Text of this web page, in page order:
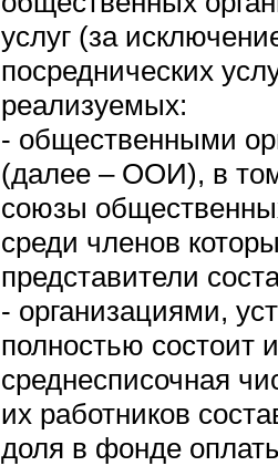
услуг (за
посреднических
реализуемых:
- общественными
(далее – ООИ), в
союзы
среди членов
представители
- организациями,
полностью
среднесписочная
их работников
доля в фонде